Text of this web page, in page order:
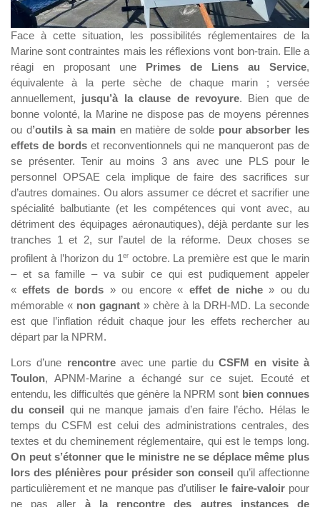
Face à cette situation, les possibilités réglementaires de la
Marine sont contraintes mais les réflexions vont bon-train. Elle a
réagi en proposant une
Primes de Liens au Service,
équivalente à la perte sèche de chaque marin ; versée
annuellement, jusqu’à la clause de revoyure. Bien que de
bonne volonté, la Marine ne dispose pas de moyens pérennes
ou d’outils à sa main en matière de solde pour absorber les
effets de bords et reconventionnels qui ne manqueront pas de
se présenter. Tenir au moins 3 ans avec une PLS pour le
personnel OPSAE cela implique de faire des sacrifices sur
d’autres domaines. Ou alors assumer ce décret et sacrifier une
spécialité balbutiante (et les compétences qui vont avec, au
détriment des équipages aéronautiques), déjà perdante sur les
tranches 1 et 2, sur l’autel de la réforme. Deux choses se
profilent à l’horizon du 1 eroctobre. La première est que le marin
– et sa famille – va subir ce qui est pudiquement appeler
«effets de bords » ou encore « effet de niche» ou du
mémorable « non gagnant » chère à la DRH-MD. La seconde
est que l’inflation réduit chaque jour les effets rechercher au
départ par la NPRM.
Lors d’une rencontre avec une partie duCSFM en visite à
Toulon, APNM-Marine a échangé sur ce sujet. Ecouté et
entendu, les difficultés que génère la NPRM sont bien connues
du conseil qui ne manque jamais d’en faire l’écho. Hélas le
temps du CSFM est celui des administrations centrales, des
textes et du cheminement réglementaire, qui est le temps long.
On peut s’étonner que le ministre ne se déplace même plus
lors des plénières pour présider son conseilqu’il affectionne
particulièrement et ne manque pas d’utiliser le faire-valoir pour
ne pas aller à la rencontre des autres instances de